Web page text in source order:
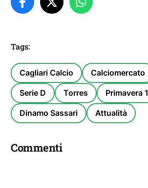
Tags:
Cagliari Calcio Calciomercato
Serie D Torres Primavera 1
Dinamo Sassari Attualità
Commenti